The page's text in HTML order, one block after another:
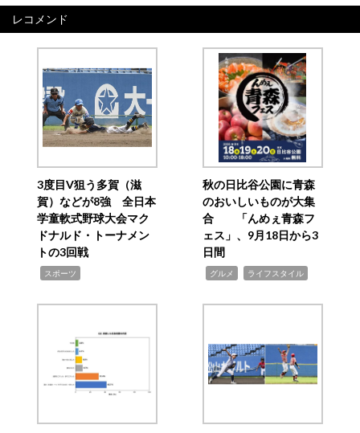
レコメンド
3度目V狙う多賀（滋
賀）などが8強 全日本
学童軟式野球大会マク
ドナルド・トーナメン
トの3回戦
スポーツ
秋の日比谷公園に青森
のおいしいものが大集
合 「んめぇ青森フ
ェス」、9月18日から3
日間
グルメ ライフスタイル